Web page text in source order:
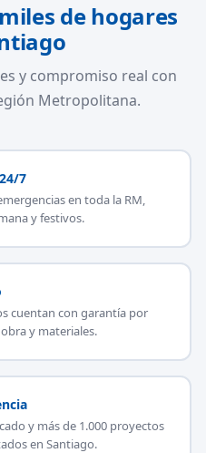
de hogares
y compromiso real con
Metropolitana.
7
en toda la RM,
y festivos.
cuentan con garantía por
y materiales.
y más de 1.000 proyectos
en Santiago.